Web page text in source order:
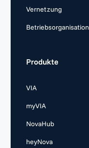
Vernetzung
Betriebsorganisation
Produkte
VIA
myVIA
NovaHub
heyNova